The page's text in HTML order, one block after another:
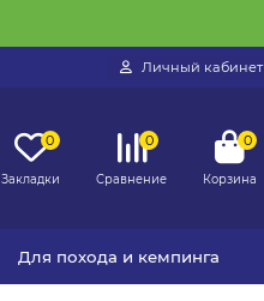
Личный кабинет
0
Закладки
0
Сравнение
0
Корзина
Для похода и кемпинга